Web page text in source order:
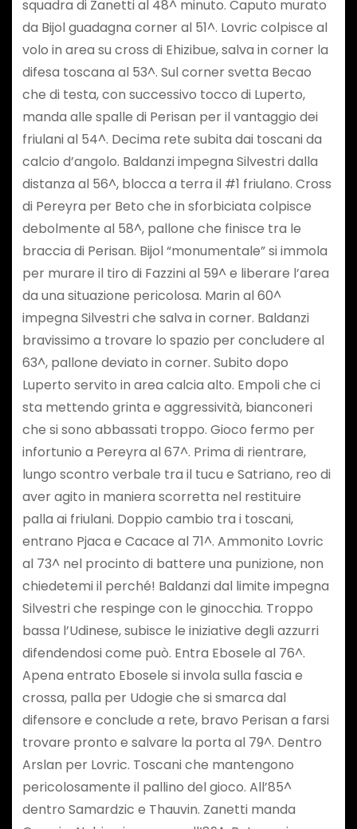
squadra di Zanetti al 48^ minuto. Caputo murato
da Bijol guadagna corner al 51^. Lovric colpisce al
volo in area su cross di Ehizibue, salva in corner la
difesa toscana al 53^. Sul corner svetta Becao
che di testa, con successivo tocco di Luperto,
manda alle spalle di Perisan per il vantaggio dei
friulani al 54^. Decima rete subita dai toscani da
calcio d’angolo. Baldanzi impegna Silvestri dalla
distanza al 56^, blocca a terra il #1 friulano. Cross
di Pereyra per Beto che in sforbiciata colpisce
debolmente al 58^, pallone che finisce tra le
braccia di Perisan. Bijol “monumentale” si immola
per murare il tiro di Fazzini al 59^ e liberare l’area
da una situazione pericolosa. Marin al 60^
impegna Silvestri che salva in corner. Baldanzi
bravissimo a trovare lo spazio per concludere al
63^, pallone deviato in corner. Subito dopo
Luperto servito in area calcia alto. Empoli che ci
sta mettendo grinta e aggressività, bianconeri
che si sono abbassati troppo. Gioco fermo per
infortunio a Pereyra al 67^. Prima di rientrare,
lungo scontro verbale tra il tucu e Satriano, reo di
aver agito in maniera scorretta nel restituire
palla ai friulani. Doppio cambio tra i toscani,
entrano Pjaca e Cacace al 71^. Ammonito Lovric
al 73^ nel procinto di battere una punizione, non
chiedetemi il perché! Baldanzi dal limite impegna
Silvestri che respinge con le ginocchia. Troppo
bassa l’Udinese, subisce le iniziative degli azzurri
difendendosi come può. Entra Ebosele al 76^.
Apena entrato Ebosele si invola sulla fascia e
crossa, palla per Udogie che si smarca dal
difensore e conclude a rete, bravo Perisan a farsi
trovare pronto e salvare la porta al 79^. Dentro
Arslan per Lovric. Toscani che mantengono
pericolosamente il pallino del gioco. All’85^
dentro Samardzic e Thauvin. Zanetti manda